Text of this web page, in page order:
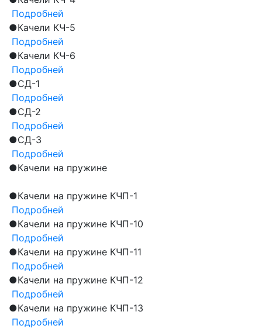
Подробней
●Качели КЧ-5
Подробней
●Качели КЧ-6
Подробней
●СД-1
Подробней
●СД-2
Подробней
●СД-3
Подробней
●Качели на пружине
●Качели на пружине КЧП-1
Подробней
●Качели на пружине КЧП-10
Подробней
●Качели на пружине КЧП-11
Подробней
●Качели на пружине КЧП-12
Подробней
●Качели на пружине КЧП-13
Подробней